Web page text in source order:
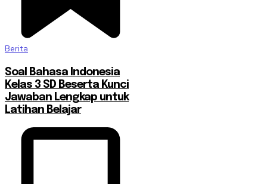
Berita
Soal Bahasa Indonesia
Kelas 3 SD Beserta Kunci
Jawaban Lengkap untuk
Latihan Belajar